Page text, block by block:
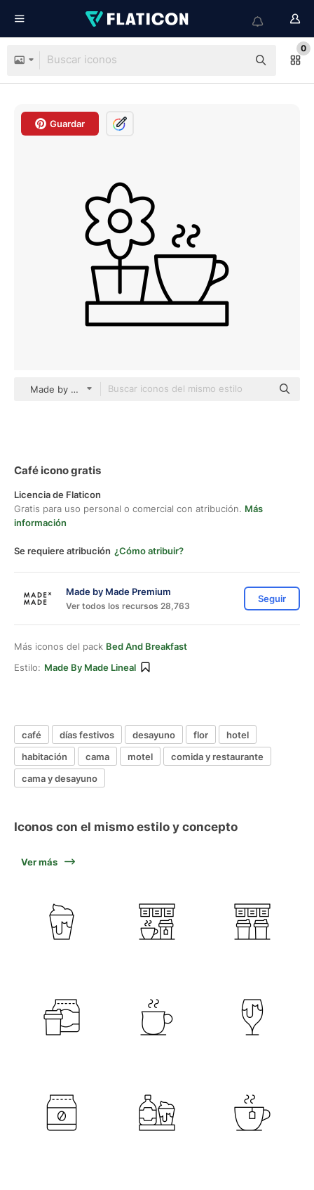
0
Guardar
Made by Made Lineal
Café icono gratis
Licencia de Flaticon
Gratis para uso personal o comercial con atribución. Más
información
Se requiere atribución ¿Cómo atribuir?
Made by Made Premium
Ver todos los recursos 28,763
Seguir
Más iconos del pack Bed And Breakfast
Estilo: Made By Made Lineal
café días festivos desayuno flor
hotel
habitación
cama motel
comida y restaurante
cama y desayuno
Iconos con el mismo estilo y concepto
Ver más